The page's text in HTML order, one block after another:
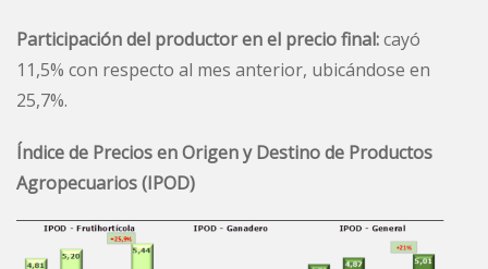
Participación del productor en el precio final:cayó
11,5% con respecto al mes anterior, ubicándose en
25,7%.
Índice de Precios en Origen y Destino de Productos
Agropecuarios (IPOD)